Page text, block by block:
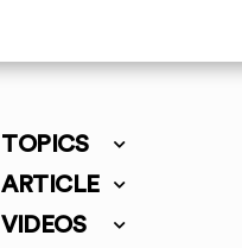
TOPICS
ARTICLE
VIDEOS